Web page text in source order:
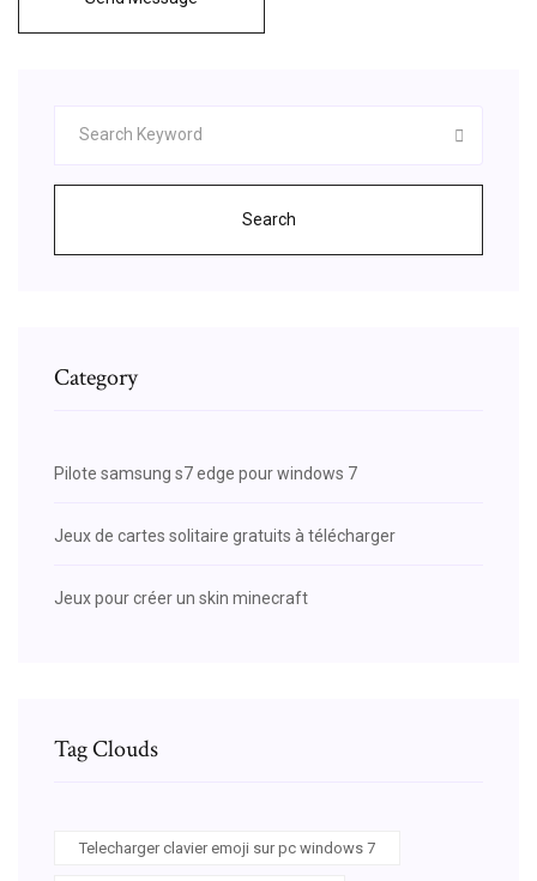
Search
Category
Pilote samsung s7 edge pour windows 7
Jeux de cartes solitaire gratuits à télécharger
Jeux pour créer un skin minecraft
Tag Clouds
Telecharger clavier emoji sur pc windows 7